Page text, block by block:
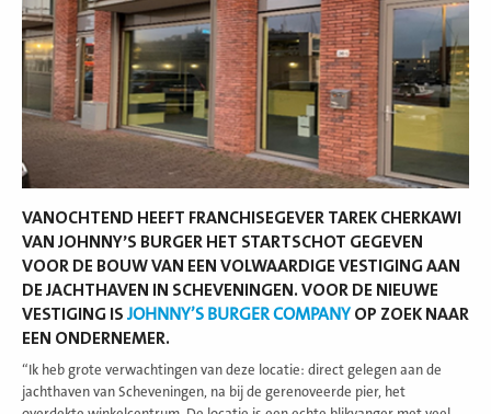
VANOCHTEND HEEFT FRANCHISEGEVER TAREK CHERKAWI
VAN JOHNNY’S BURGER HET STARTSCHOT GEGEVEN
VOOR DE BOUW VAN EEN VOLWAARDIGE VESTIGING AAN
DE JACHTHAVEN IN SCHEVENINGEN. VOOR DE NIEUWE
VESTIGING IS JOHNNY’S BURGER COMPANY OP ZOEK NAAR
EEN ONDERNEMER.
“Ik heb grote verwachtingen van deze locatie: direct gelegen aan de
jachthaven van Scheveningen, na bij de gerenoveerde pier, het